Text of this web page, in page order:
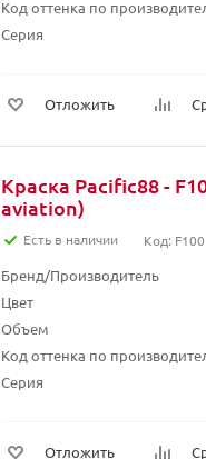
Код оттенка по
Серия
Отложить
Краска Pacific88 -
aviation)
Есть в наличии Код: F100
Бренд/Производитель
Цвет
Объем
Код оттенка по
Серия
Отложить